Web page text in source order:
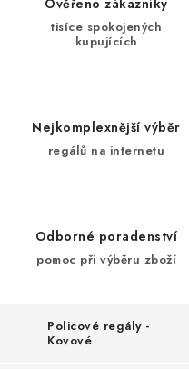
PARKOVACÍ BLOKÁDY
NOVINKY
ČASTO KLADENÉ DOTAZY
NAPIŠTE NÁM
Ověřeno zákazníky
tisíce spokojených
kupujících
Nejkomplexnější výběr
regálů na internetu
Odborné poradenství
pomoc při výběru zboží
Policové regály -
Kovové